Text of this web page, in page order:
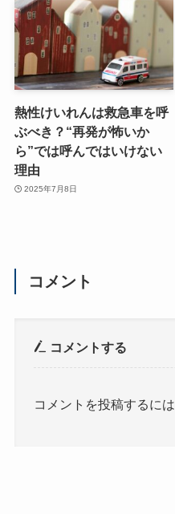
熱性けいれんは救急車を呼
ぶべき？“再発が怖いか
ら”では呼んではいけない
理由
2025年7月8日
コメント
コメントする
コメントを投稿するには